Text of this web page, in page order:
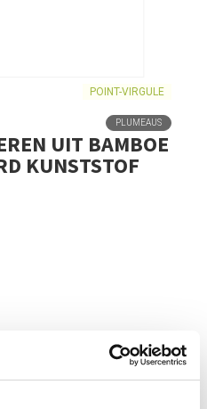
POINT-VIRGULE
PLUMEAUS
UIT BAMBOE
KUNSTSTOF
EEN ONUITPUTTELIJKE